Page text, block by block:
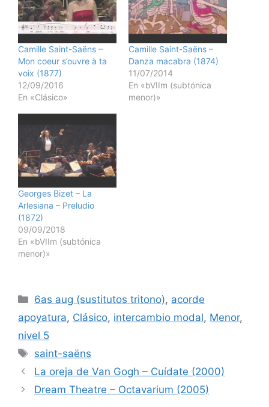
Camille Saint-Saëns –
Mon coeur s’ouvre à ta
voix (1877)
12/09/2016
En «Clásico»
Camille Saint-Saëns –
Danza macabra (1874)
11/07/2014
En «bVIIm (subtónica
menor)»
Georges Bizet – La
Arlesiana – Preludio
(1872)
09/09/2018
En «bVIIm (subtónica
menor)»
Categorías
6as aug (sustitutos tritono), acorde
apoyatura, Clásico, intercambio modal, Menor,
nivel 5
Etiquetas
saint-saëns
La oreja de Van Gogh – Cuídate (2000)
Dream Theatre – Octavarium (2005)